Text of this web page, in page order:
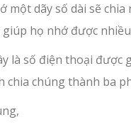
một dãy số dài sẽ chia
họ nhớ được
là số điện thoại được
chia chúng thành ba